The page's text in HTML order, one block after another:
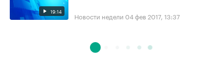
19:14 Новости недели 04 фев 2017, 13:37